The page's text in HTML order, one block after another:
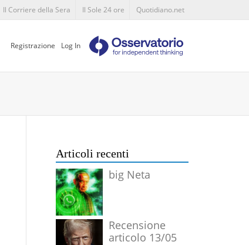
Il Corriere della Sera Il Sole 24 ore Quotidiano.net
CercaRegistrazione Log In
Articoli recenti
big Neta
Recensione
articolo 13/05